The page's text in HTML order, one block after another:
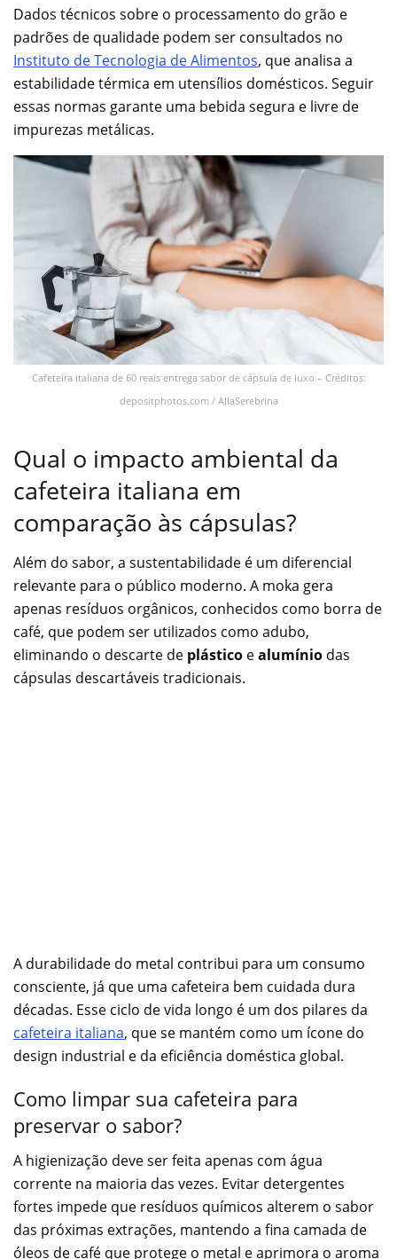
Dados técnicos sobre o processamento do grão e
padrões de qualidade podem ser consultados no
Instituto de Tecnologia de Alimentos, que analisa a
estabilidade térmica em utensílios domésticos. Seguir
essas normas garante uma bebida segura e livre de
impurezas metálicas.
Cafeteira italiana de 60 reais entrega sabor de cápsula de luxo – Créditos:
depositphotos.com / AllaSerebrina
Qual o impacto ambiental da
cafeteira italiana em
comparação às cápsulas?
Além do sabor, a sustentabilidade é um diferencial
relevante para o público moderno. A moka gera
apenas resíduos orgânicos, conhecidos como borra de
café, que podem ser utilizados como adubo,
eliminando o descarte de plástico ealumínio das
cápsulas descartáveis tradicionais.
A durabilidade do metal contribui para um consumo
consciente, já que uma cafeteira bem cuidada dura
décadas. Esse ciclo de vida longo é um dos pilares da
cafeteira italiana, que se mantém como um ícone do
design industrial e da eficiência doméstica global.
Como limpar sua cafeteira para
preservar o sabor?
A higienização deve ser feita apenas com água
corrente na maioria das vezes. Evitar detergentes
fortes impede que resíduos químicos alterem o sabor
das próximas extrações, mantendo a fina camada de
óleos de café que protege o metal e aprimora o aroma